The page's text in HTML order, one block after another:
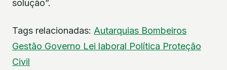
solução”.
Tags relacionadas: Autarquias Bombeiros
Gestão Governo Lei laboral Política Proteção
Civil